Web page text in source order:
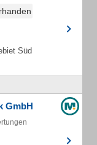
Süd
GmbH